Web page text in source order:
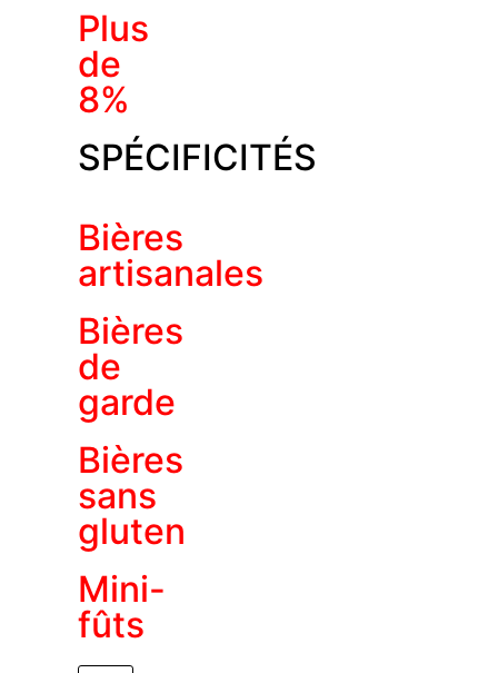
Plus
de
8%
SPÉCIFICITÉS
Bières
artisanales
Bières
de
garde
Bières
sans
gluten
Mini-
fûts